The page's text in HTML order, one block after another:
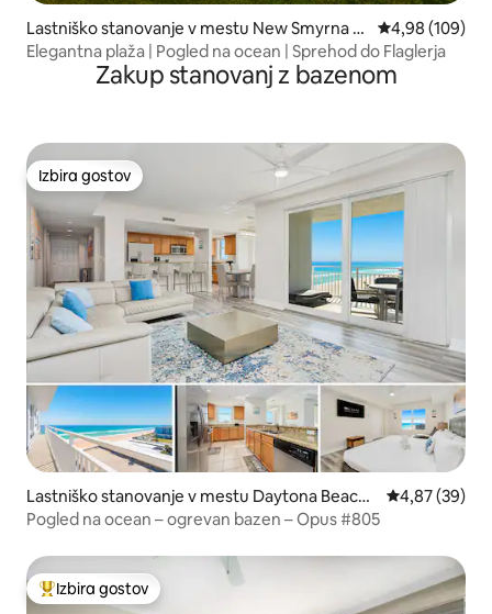
Lastniško stanovanje v mestu New Smyrna B
each
Povprečna
4,98 (109)
Elegantna plaža | Pogled na ocean | Sprehod do Flaglerja
Zakup stanovanj z bazenom
Izbira gostov
Izbira gostov
Lastniško stanovanje v mestu Daytona Beach
Shores
Povprečna
4,87 (39)
Pogled na ocean – ogrevan bazen – Opus #805
Najbolj priljubljena prenočišča z značko »Izbira gostov«
Izbira gostov